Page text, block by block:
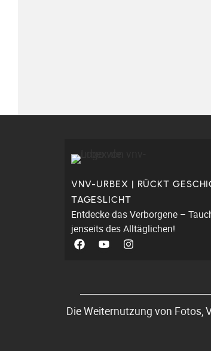
VNV-URBEX | RÜCKT
TAGESLICHT
Entdecke das Verborgene –
jenseits des Alltäglichen!
Die Weiternutzung von Fotos,